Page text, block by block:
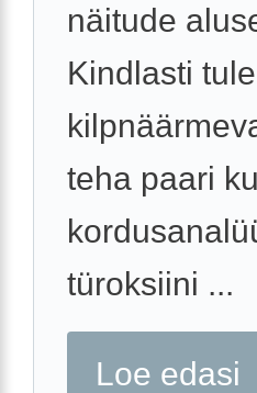
näitude
Kindlasti
teha paari
türoksiini ...
Loe edasi